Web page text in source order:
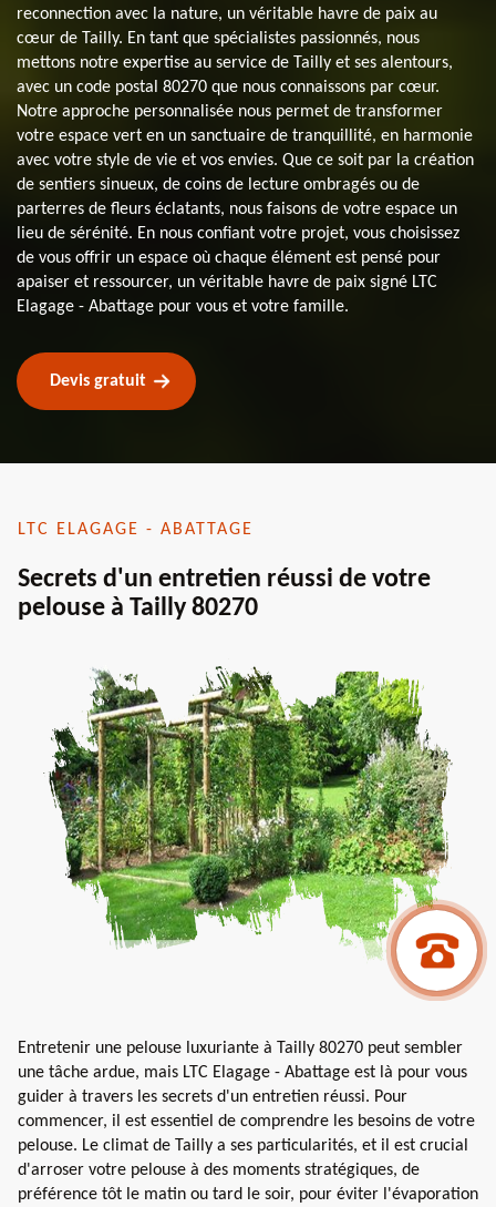
reconnection avec la nature, un véritable havre de paix au
cœur de Tailly. En tant que spécialistes passionnés, nous
mettons notre expertise au service de Tailly et ses alentours,
avec un code postal 80270 que nous connaissons par cœur.
Notre approche personnalisée nous permet de transformer
votre espace vert en un sanctuaire de tranquillité, en harmonie
avec votre style de vie et vos envies. Que ce soit par la création
de sentiers sinueux, de coins de lecture ombragés ou de
parterres de fleurs éclatants, nous faisons de votre espace un
lieu de sérénité. En nous confiant votre projet, vous choisissez
de vous offrir un espace où chaque élément est pensé pour
apaiser et ressourcer, un véritable havre de paix signé LTC
Elagage - Abattage pour vous et votre famille.
Devis gratuit
LTC ELAGAGE - ABATTAGE
Secrets d'un entretien réussi de votre
pelouse à Tailly 80270
Entretenir une pelouse luxuriante à Tailly 80270 peut sembler
une tâche ardue, mais LTC Elagage - Abattage est là pour vous
guider à travers les secrets d'un entretien réussi. Pour
commencer, il est essentiel de comprendre les besoins de votre
pelouse. Le climat de Tailly a ses particularités, et il est crucial
d'arroser votre pelouse à des moments stratégiques, de
préférence tôt le matin ou tard le soir, pour éviter l'évaporation